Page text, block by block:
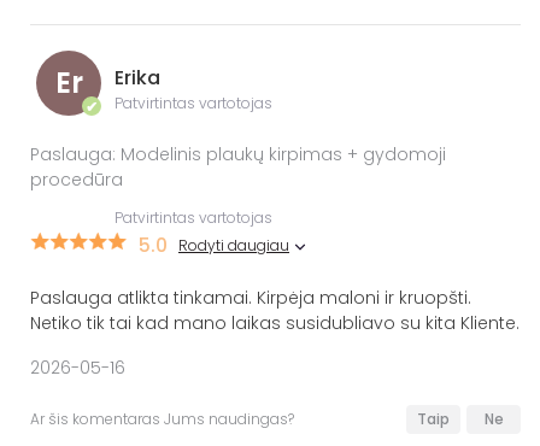
Er
✔
Erika
Patvirtintas vartotojas
Paslauga: Modelinis plaukų kirpimas + gydomoji
procedūra
Patvirtintas vartotojas
5.0 Rodyti daugiau
Paslauga atlikta tinkamai. Kirpėja maloni ir kruopšti.
Netiko tik tai kad mano laikas susidubliavo su kita Kliente.
2026-05-16
Ar šis komentaras Jums naudingas? Taip Ne